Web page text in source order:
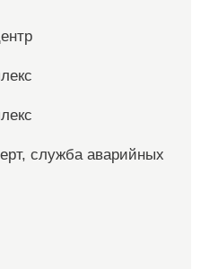
служба аварийных